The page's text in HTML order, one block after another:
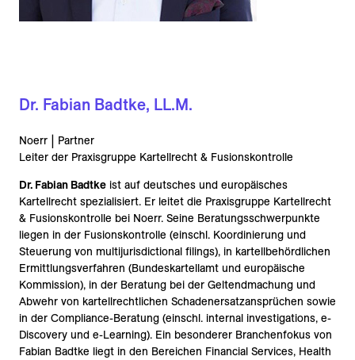
Dr. Fabian Badtke, LL.M.
Noerr | Partner
Leiter der Praxisgruppe Kartellrecht & Fusionskontrolle
Dr. Fabian Badtke ist auf deutsches und europäisches
Kartellrecht spezialisiert. Er leitet die Praxisgruppe Kartellrecht
& Fusionskontrolle bei Noerr. Seine Beratungsschwerpunkte
liegen in der Fusionskontrolle (einschl. Koordinierung und
Steuerung von multijurisdictional filings), in kartellbehördlichen
Ermittlungsverfahren (Bundeskartellamt und europäische
Kommission), in der Beratung bei der Geltendmachung und
Abwehr von kartellrechtlichen Schadenersatzansprüchen sowie
in der Compliance-Beratung (einschl. internal investigations, e-
Discovery und e-Learning). Ein besonderer Branchenfokus von
Fabian Badtke liegt in den Bereichen Financial Services, Health